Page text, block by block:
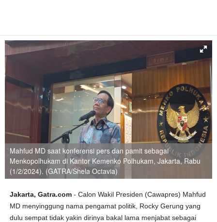
Mahfud MD saat konferensi pers dan pamit sebagai
Menkopolhukam di Kantor Kemenko Polhukam, Jakarta, Rabu
(1/2/2024). (GATRA/Shela Octavia)
Jakarta, Gatra.com - Calon Wakil Presiden (Cawapres) Mahfud
MD menyinggung nama pengamat politik, Rocky Gerung yang
dulu sempat tidak yakin dirinya bakal lama menjabat sebagai